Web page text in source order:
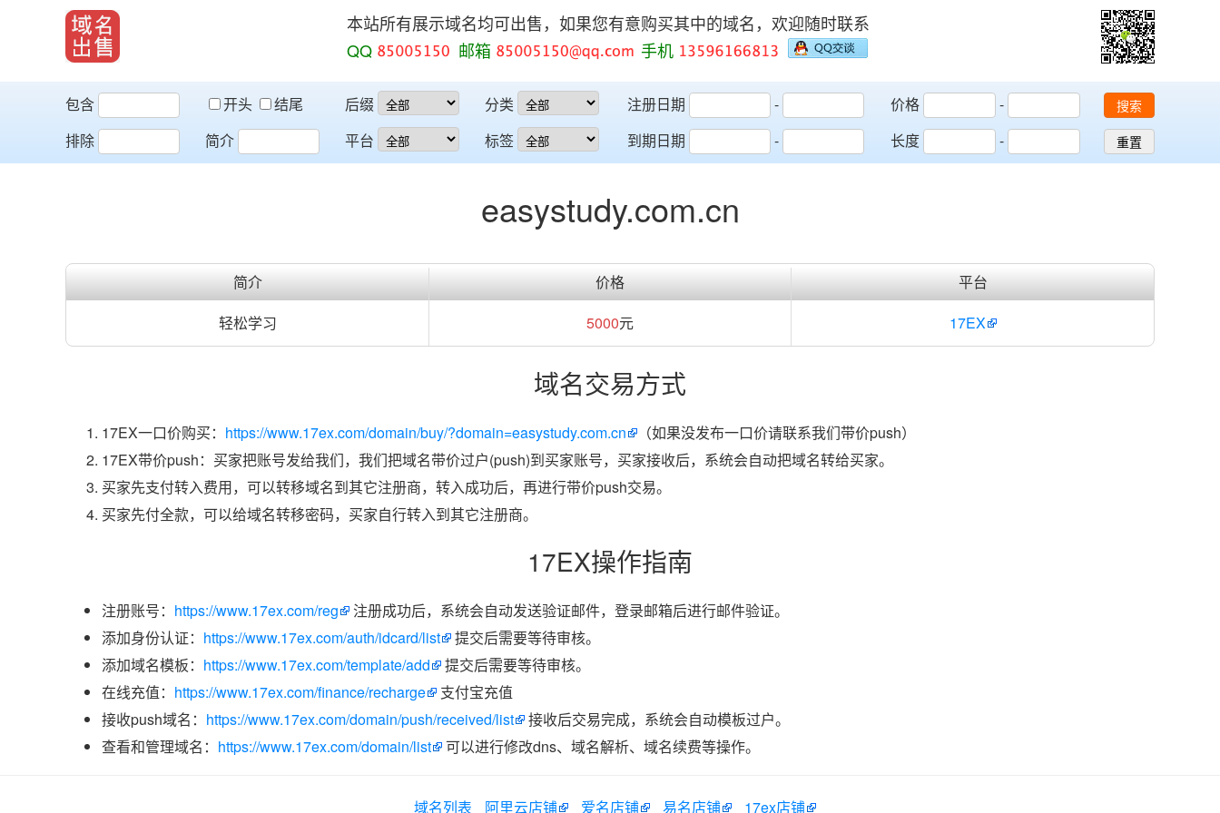
本站所有展示域名均可出售，如果您有意购买其中的域名，欢迎随时联系
QQ
邮箱 手机
包含 开头
结尾
排除
简介
后缀
平台
分类
标签
注册日期
-
到期日期
-
价格
-
长度
-
搜索
重置
easystudy.com.cn
简介 价格
平台
轻松学习
5000元 17EX
域名交易方式
17EX一口价购买： https://www.17ex.com/domain/buy/?domain=easystudy.com.cn
（如果没发布一口价请联系我们带价push）
17EX带价push：买家把账号发给我们，我们把域名带价过户(push)到买家账号，买家接收后，系统会自动把域名转给买家。
买家先支付转入费用，可以转移域名到其它注册商，转入成功后，再进行带价push交易。
买家先付全款，可以给域名转移密码，买家自行转入到其它注册商。
17EX操作指南
注册账号： https://www.17ex.com/reg
注册成功后，系统会自动发送验证邮件，登录邮箱后进行邮件验证。
添加身份认证： https://www.17ex.com/auth/idcard/list
提交后需要等待审核。
添加域名模板： https://www.17ex.com/template/add
提交后需要等待审核。
在线充值： https://www.17ex.com/finance/recharge
支付宝充值
接收push域名： https://www.17ex.com/domain/push/received/list
接收后交易完成，系统会自动模板过户。
查看和管理域名： https://www.17ex.com/domain/list 可以进行修改dns、域名解析、域名续费等操作。
域名列表 阿里云店铺 爱名店铺 易名店铺 17ex店铺